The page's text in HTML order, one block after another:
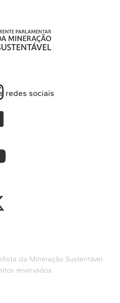
redes sociais
da Mineração Sustentável.
reservados.